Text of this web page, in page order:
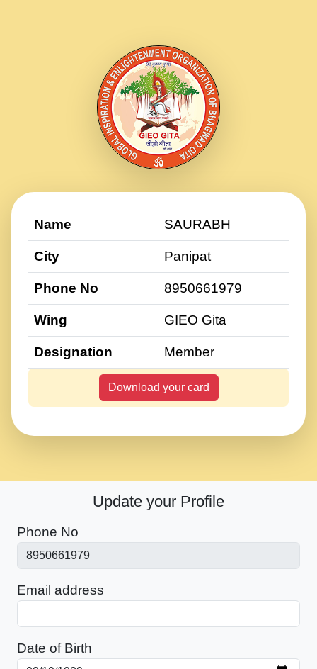
Name SAURABH
City Panipat
Phone No 8950661979
Wing GIEO Gita
Designation Member
Download your card
Update your Profile
Phone No
Email address
Date of Birth